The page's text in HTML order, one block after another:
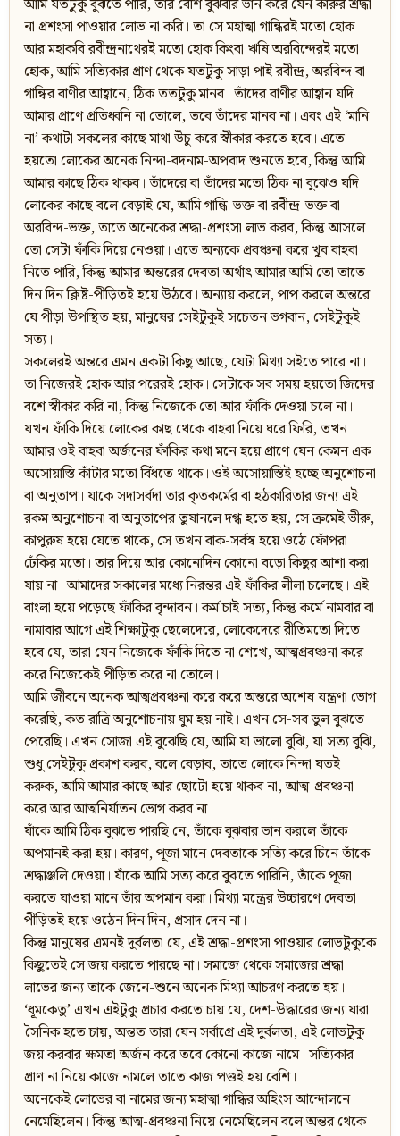
আমি যতটুকু বুঝতে পারি, তার বেশি বুঝবার ভান করে যেন কারুর শ্রদ্ধা
না প্রশংসা পাওয়ার লোভ না করি। তা সে মহাত্মা গান্ধিরই মতো হোক
আর মহাকবি রবীন্দ্রনাথেরই মতো হোক কিংবা ঋষি অরবিন্দেরই মতো
হোক, আমি সত্যিকার প্রাণ থেকে যতটুকু সাড়া পাই রবীন্দ্র, অরবিন্দ বা
গান্ধির বাণীর আহ্বানে, ঠিক ততটুকু মানব। তাঁদের বাণীর আহ্বান যদি
আমার প্রাণে প্রতিধ্বনি না তোলে, তবে তাঁদের মানব না। এবং এই ‘মানি
না’ কথাটা সকলের কাছে মাথা উঁচু করে স্বীকার করতে হবে। এতে
হয়তো লোকের অনেক নিন্দা-বদনাম-অপবাদ শুনতে হবে, কিন্তু আমি
আমার কাছে ঠিক থাকব। তাঁদেরে বা তাঁদের মতো ঠিক না বুঝেও যদি
লোকের কাছে বলে বেড়াই যে, আমি গান্ধি-ভক্ত বা রবীন্দ্র-ভক্ত বা
অরবিন্দ-ভক্ত, তাতে অনেকের শ্রদ্ধা-প্রশংসা লাভ করব, কিন্তু আসলে
তো সেটা ফাঁকি দিয়ে নেওয়া। এতে অন্যকে প্রবঞ্চনা করে খুব বাহবা
নিতে পারি, কিন্তু আমার অন্তরের দেবতা অর্থাৎ আমার আমি তো তাতে
দিন দিন ক্লিষ্ট-পীড়িতই হয়ে উঠবে। অন্যায় করলে, পাপ করলে অন্তরে
যে পীড়া উপস্থিত হয়, মানুষের সেইটুকুই সচেতন ভগবান, সেইটুকুই
সত্য।
সকলেরই অন্তরে এমন একটা কিছু আছে, যেটা মিথ্যা সইতে পারে না।
তা নিজেরই হোক আর পরেরই হোক। সেটাকে সব সময় হয়তো জিদের
বশে স্বীকার করি না, কিন্তু নিজেকে তো আর ফাঁকি দেওয়া চলে না।
যখন ফাঁকি দিয়ে লোকের কাছ থেকে বাহবা নিয়ে ঘরে ফিরি, তখন
আমার ওই বাহবা অর্জনের ফাঁকির কথা মনে হয়ে প্রাণে যেন কেমন এক
অসোয়াস্তি কাঁটার মতো বিঁধতে থাকে। ওই অসোয়াস্তিই হচ্ছে অনুশোচনা
বা অনুতাপ। যাকে সদাসর্বদা তার কৃতকর্মের বা হঠকারিতার জন্য এই
রকম অনুশোচনা বা অনুতাপের তুষানলে দগ্ধ হতে হয়, সে ক্রমেই ভীরু,
কাপুরুষ হয়ে যেতে থাকে, সে তখন বাক-সর্বস্ব হয়ে ওঠে ফোঁপরা
ঢেঁকির মতো। তার দিয়ে আর কোনোদিন কোনো বড়ো কিছুর আশা করা
যায় না। আমাদের সকালের মধ্যে নিরন্তর এই ফাঁকির লীলা চলেছে। এই
বাংলা হয়ে পড়েছে ফাঁকির বৃন্দাবন। কর্ম চাই সত্য, কিন্তু কর্মে নামবার বা
নামাবার আগে এই শিক্ষাটুকু ছেলেদেরে, লোকেদেরে রীতিমতো দিতে
হবে যে, তারা যেন নিজেকে ফাঁকি দিতে না শেখে, আত্মপ্রবঞ্চনা করে
করে নিজেকেই পীড়িত করে না তোলে।
আমি জীবনে অনেক আত্মপ্রবঞ্চনা করে করে অন্তরে অশেষ যন্ত্রণা ভোগ
করেছি, কত রাত্রি অনুশোচনায় ঘুম হয় নাই। এখন সে-সব ভুল বুঝতে
পেরেছি। এখন সোজা এই বুঝেছি যে, আমি যা ভালো বুঝি, যা সত্য বুঝি,
শুধু সেইটুকু প্রকাশ করব, বলে বেড়াব, তাতে লোকে নিন্দা যতই
করুক, আমি আমার কাছে আর ছোটো হয়ে থাকব না, আত্ম-প্রবঞ্চনা
করে আর আত্মনির্যাতন ভোগ করব না।
যাঁকে আমি ঠিক বুঝতে পারছি নে, তাঁকে বুঝবার ভান করলে তাঁকে
অপমানই করা হয়। কারণ, পূজা মানে দেবতাকে সত্যি করে চিনে তাঁকে
শ্রদ্ধাঞ্জলি দেওয়া। যাঁকে আমি সত্য করে বুঝতে পারিনি, তাঁকে পূজা
করতে যাওয়া মানে তাঁর অপমান করা। মিথ্যা মন্ত্রের উচ্চারণে দেবতা
পীড়িতই হয়ে ওঠেন দিন দিন, প্রসাদ দেন না।
কিন্তু মানুষের এমনই দুর্বলতা যে, এই শ্রদ্ধা-প্রশংসা পাওয়ার লোভটুকুকে
কিছুতেই সে জয় করতে পারছে না। সমাজে থেকে সমাজের শ্রদ্ধা
লাভের জন্য তাকে জেনে-শুনে অনেক মিথ্যা আচরণ করতে হয়।
‘ধূমকেতু’ এখন এইটুকু প্রচার করতে চায় যে, দেশ-উদ্ধারের জন্য যারা
সৈনিক হতে চায়, অন্তত তারা যেন সর্বাগ্রে এই দুর্বলতা, এই লোভটুকু
জয় করবার ক্ষমতা অর্জন করে তবে কোনো কাজে নামে। সত্যিকার
প্রাণ না নিয়ে কাজে নামলে তাতে কাজ পণ্ডই হয় বেশি।
অনেকেই লোভের বা নামের জন্য মহাত্মা গান্ধির অহিংস আন্দোলনে
নেমেছিলেন। কিন্তু আত্ম-প্রবঞ্চনা নিয়ে নেমেছিলেন বলে অন্তর থেকে